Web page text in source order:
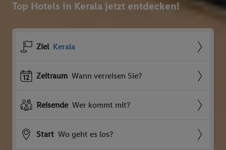
Top Hotels in Kerala jetzt entdecken!
Ziel Kerala
Zeitraum Wann verreisen Sie?
Reisende Wer kommt mit?
Start Wo geht es los?